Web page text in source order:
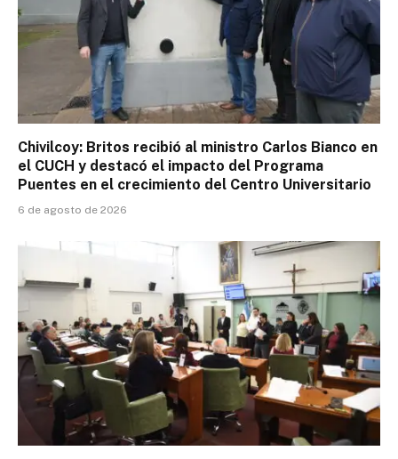
Chivilcoy: Britos recibió al ministro Carlos Bianco en
el CUCH y destacó el impacto del Programa
Puentes en el crecimiento del Centro Universitario
6 de agosto de 2026